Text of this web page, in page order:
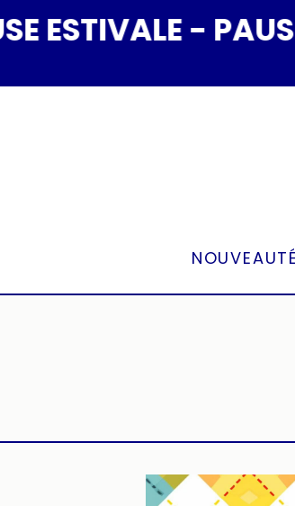
- PAUSE